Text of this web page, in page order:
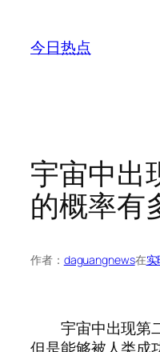
今日热点
宇宙中出
的概率有
作者： daguangnews在实
宇宙中出现第二